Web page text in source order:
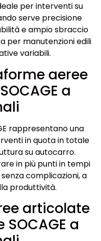
per interventi su
serve precisione
e ampio sbraccio
per manutenzioni edili
variabili.
aeree
a
rappresentano una
in quota in totale
su autocarro.
in più punti in tempi
complicazioni, a
produttività.
articolate
a